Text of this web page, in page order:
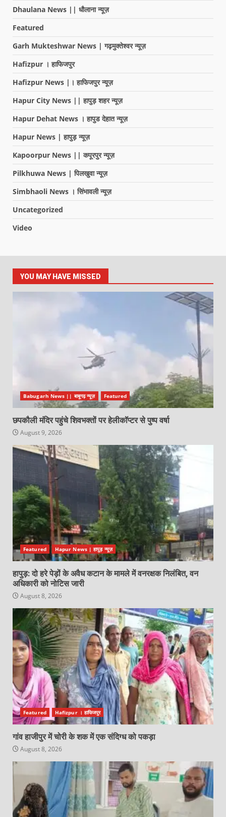
Dhaulana News || धौलाना न्यूज़
Featured
Garh Mukteshwar News | गढ़मुक्तेश्वर न्यूज़
Hafizpur । हाफिजपुर
Hafizpur News |। हाफिजपुर न्यूज़
Hapur City News || हापुड़ शहर न्यूज़
Hapur Dehat News । हापुड देहात न्यूज़
Hapur News | हापुड़ न्यूज़
Kapoorpur News || कपूरपुर न्यूज़
Pilkhuwa News | पिलखुवा न्यूज़
Simbhaoli News । सिंभावली न्यूज़
Uncategorized
Video
YOU MAY HAVE MISSED
Babugarh News || बाबूगढ़ न्यूज़ Featured
छपकौली मंदिर पहुंचे शिवभक्तों पर हेलीकॉप्टर से पुष्प वर्षा
August 9, 2026
Featured Hapur News | हापुड़ न्यूज़
हापुड़: दो हरे पेड़ों के अवैध कटान के मामले में वनरक्षक निलंबित, वन
अधिकारी को नोटिस जारी
August 8, 2026
Featured Hafizpur । हाफिजपुर
गांव हाजीपुर में चोरी के शक में एक संदिग्ध को पकड़ा
August 8, 2026